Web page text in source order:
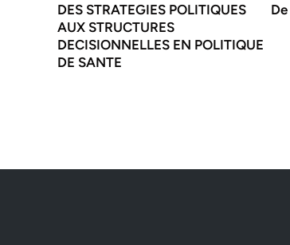
DES STRATEGIES POLITIQUES
AUX STRUCTURES
DECISIONNELLES EN POLITIQUE
DE SANTE